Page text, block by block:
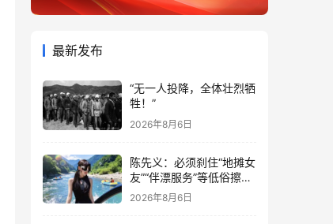
最新发布
“无一人投降，全体壮烈牺
牲！”
2026年8月6日
陈先义：必须刹住“地摊女
友”“伴漂服务”等低俗擦边
乱象的蔓延
2026年8月6日